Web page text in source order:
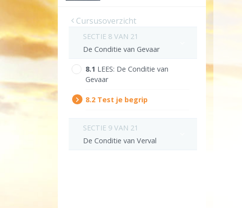
Cursusoverzicht
SECTIE 8 VAN 21
De Conditie van Gevaar
8.‎1 LEES: De Conditie van
Gevaar
8.‎2 Test je begrip
SECTIE 9 VAN 21
De Conditie van Verval